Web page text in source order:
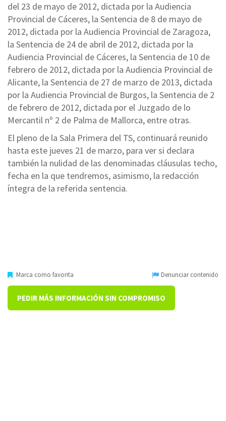
del 23 de mayo de 2012, dictada por la Audiencia
Provincial de Cáceres, la Sentencia de 8 de mayo de
2012, dictada por la Audiencia Provincial de Zaragoza,
la Sentencia de 24 de abril de 2012, dictada por la
Audiencia Provincial de Cáceres, la Sentencia de 10 de
febrero de 2012, dictada por la Audiencia Provincial de
Alicante, la Sentencia de 27 de marzo de 2013, dictada
por la Audiencia Provincial de Burgos, la Sentencia de 2
de febrero de 2012, dictada por el Juzgado de lo
Mercantil nº 2 de Palma de Mallorca, entre otras.
El pleno de la Sala Primera del TS, continuará reunido
hasta este jueves 21 de marzo, para ver si declara
también la nulidad de las denominadas cláusulas techo,
fecha en la que tendremos, asimismo, la redacción
íntegra de la referida sentencia.
Marca como favorita Denunciar contenido
PEDIR MÁS INFORMACIÓN SIN COMPROMISO